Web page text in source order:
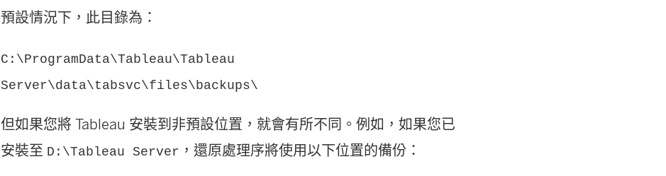
預設情況下，此目錄為：
C:\ProgramData\Tableau\Tableau
Server\data\tabsvc\files\backups\
但如果您將 Tableau 安裝到非預設位置，就會有所不同。例如，如果您已
安裝至 D:\Tableau Server ，還原處理序將使用以下位置的備份：